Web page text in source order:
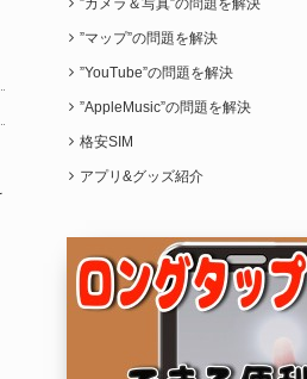
”マップ”の問題を解決
”YouTube”の問題を解決
”AppleMusic”の問題を解決
格安SIM
アプリ&グッズ紹介